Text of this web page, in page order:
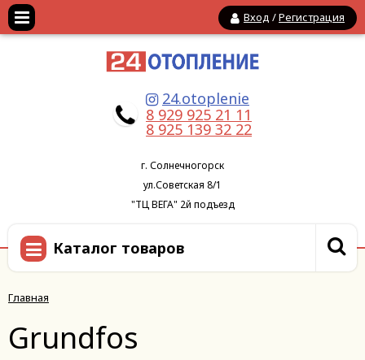
Вход /Регистрация
24.otoplenie
8 929 925 21 11
8 925 139 32 22
г. Солнечногорск
ул.Советская 8/1
"ТЦ ВЕГА" 2й подъезд
Каталог товаров
Главная
Grundfos